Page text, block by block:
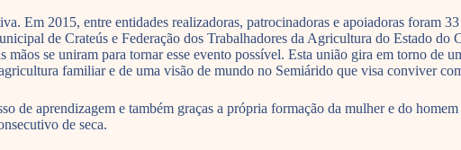
Em 2015, entre entidades realizadoras, patrocinadoras e apoiadoras foram
de Crateús e Federação dos Trabalhadores da Agricultura do Estado do
se uniram para tornar esse evento possível. Esta união gira em torno de
familiar e de uma visão de mundo no Semiárido que visa conviver
de aprendizagem e também graças a própria formação da mulher e do
de seca.